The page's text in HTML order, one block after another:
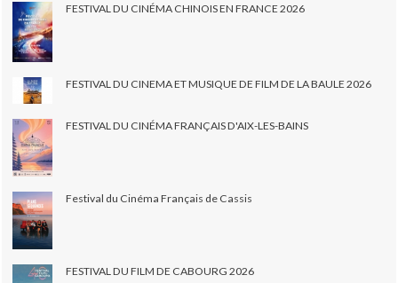
FESTIVAL DU CINÉMA CHINOIS EN FRANCE 2026
FESTIVAL DU CINEMA ET MUSIQUE DE FILM DE LA BAULE 2026
FESTIVAL DU CINÉMA FRANÇAIS D'AIX-LES-BAINS
Festival du Cinéma Français de Cassis
FESTIVAL DU FILM DE CABOURG 2026